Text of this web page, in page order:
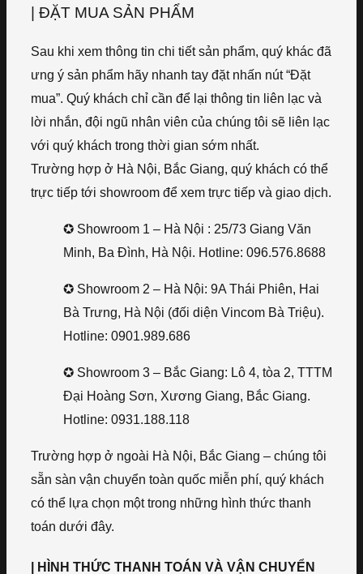
| ĐẶT MUA SẢN PHẨM
Sau khi xem thông tin chi tiết sản phẩm, quý khác đã
ưng ý sản phẩm hãy nhanh tay đặt nhấn nút “Đặt
mua”. Quý khách chỉ cần để lại thông tin liên lạc và
lời nhắn, đội ngũ nhân viên của chúng tôi sẽ liên lạc
với quý khách trong thời gian sớm nhất.
Trường hợp ở Hà Nội, Bắc Giang, quý khách có thể
trực tiếp tới showroom để xem trực tiếp và giao dịch.
✪ Showroom 1 – Hà Nội : 25/73 Giang Văn
Minh, Ba Đình, Hà Nội. Hotline: 096.576.8688
✪ Showroom 2 – Hà Nội: 9A Thái Phiên, Hai
Bà Trưng, Hà Nội (đối diện Vincom Bà Triệu).
Hotline: 0901.989.686
✪ Showroom 3 – Bắc Giang: Lô 4, tòa 2, TTTM
Đại Hoàng Sơn, Xương Giang, Bắc Giang.
Hotline: 0931.188.118
Trường hợp ở ngoài Hà Nội, Bắc Giang – chúng tôi
sẵn sàn vận chuyển toàn quốc miễn phí, quý khách
có thể lựa chọn một trong những hình thức thanh
toán dưới đây.
| HÌNH THỨC THANH TOÁN VÀ VẬN CHUYỂN